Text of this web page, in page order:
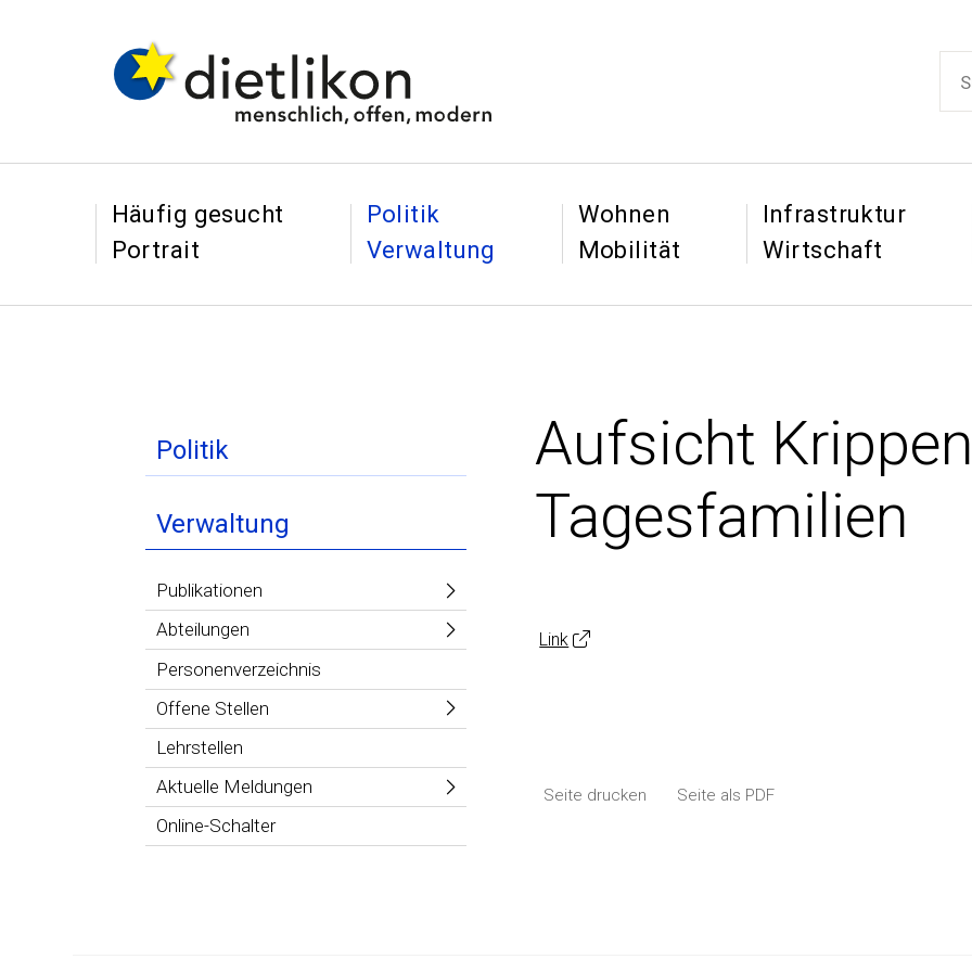
Navigieren in Dietlikon
Schnellnavigation
Häufig gesucht
Portrait
Politik
Verwaltung
Wohnen
Mobilität
Infrastruktur&
Wirtschaft
Inhaltsnavigation:
Politik
Verwaltung
Publikationen
Abteilungen
Personenverzeichnis
Offene Stellen
Lehrstellen
Aktuelle Meldungen
Online-Schalter
Aufsicht
Tagesfamilien
Link
Seite drucken Seite als PDF